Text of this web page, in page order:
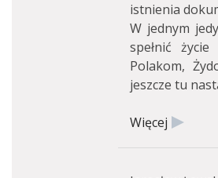
istnienia
W jednym
spełnić
Polakom,
jeszcze tu
Więcej